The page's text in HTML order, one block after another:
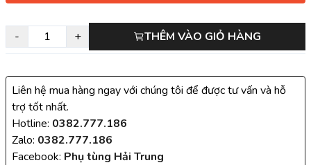
- + THÊM VÀO GIỎ HÀNG
Liên hệ mua hàng ngay với chúng tôi để được tư vấn và hỗ
trợ tốt nhất.
Hotline: 0382.777.186
Zalo: 0382.777.186
Facebook: Phụ tùng Hải Trung